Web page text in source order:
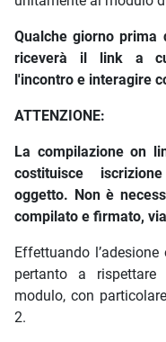
Qualche giorno prima
riceverà il link a
l'incontro e interagire
ATTENZIONE:
La compilazione on
costituisce
oggetto. Non è
compilato e firmato,
Effettuando
pertanto a
modulo, con
2.